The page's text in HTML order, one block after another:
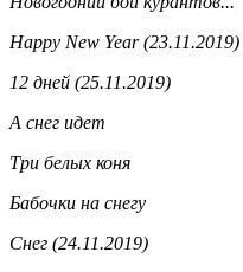
Happy New Year (23.11.2019)
12 дней (25.11.2019)
А снег идет
Три белых коня
Бабочки на снегу
Снег (24.11.2019)